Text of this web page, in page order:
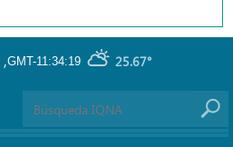
GMT-11:34:19 25.67°
,